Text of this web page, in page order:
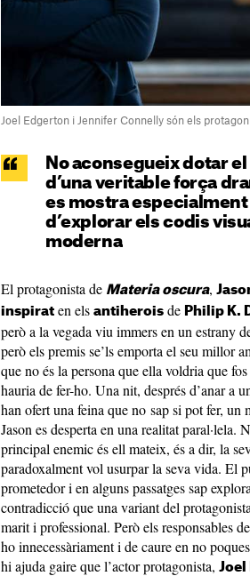
Joel Edgerton i Jennifer Connelly són els
No aconsegueix dotar
d’una veritable força
es mostra especialment
d’explorar els codis
moderna
El protagonista de Materia oscura,
inspirat en els antiherois de Philip K.
però a la vegada viu immers en un estrany
però els premis se’ls emporta el seu millor
que no és la persona que ella voldria que
hauria de fer-ho. Una nit, després d’anar a
han ofert una feina que no sap si pot fer, un
Jason es desperta en una realitat paral·lela.
principal enemic és ell mateix, és a dir, la
paradoxalment vol usurpar la seva vida. El
prometedor i en alguns passatges sap
contradicció que una variant del
marit i professional. Però els responsables
ho innecessàriament i de caure en no
hi ajuda gaire que l’actor protagonista, Joel